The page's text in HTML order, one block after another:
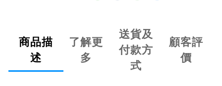
商品描
述
了解更
多
送貨及
付款方
式
顧客評
價